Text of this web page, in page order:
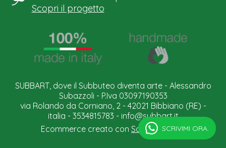
Scopri il progetto
SUBBART, dove il Subbuteo diventa arte - Alessandro
Subazzoli - P.Iva 03097190353
via Rolando da Corniano, 2 - 42021 Bibbiano (RE) -
italia - 3534815783 - info@subbart.it
Ecommerce creato con Scontrino.comSCRIVIMI ORA.